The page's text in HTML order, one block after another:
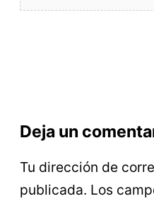
Deja un
Tu dirección de
publicada. Los